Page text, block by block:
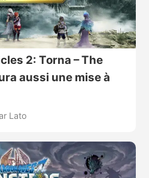
2: Torna – The
aussi une mise à
Lato